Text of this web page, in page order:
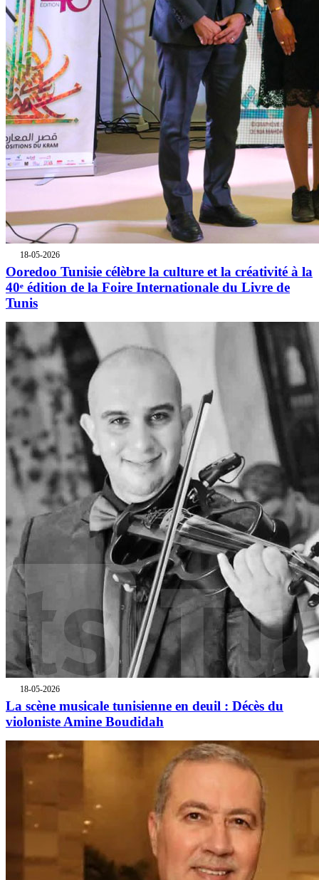
18-05-2026
Ooredoo Tunisie célèbre la culture et la créativité à la
40ᵉ édition de la Foire Internationale du Livre de
Tunis
18-05-2026
La scène musicale tunisienne en deuil : Décès du
violoniste Amine Boudidah